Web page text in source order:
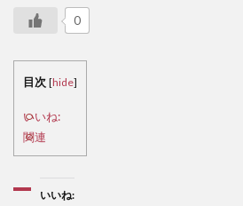
0
目次 [hide]
いいね:
関連
いいね: